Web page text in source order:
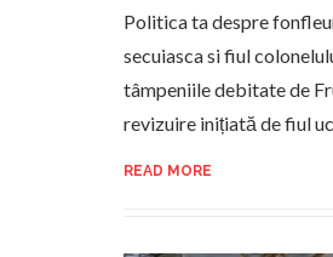
Politica ta despre
secuiasca si fiul
tâmpeniile debitate de
revizuire inițiată de fiul
READ MORE